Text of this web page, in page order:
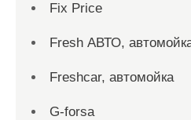
Fix Price
Fresh АВТО,
Freshcar, автомойка
G-forsa